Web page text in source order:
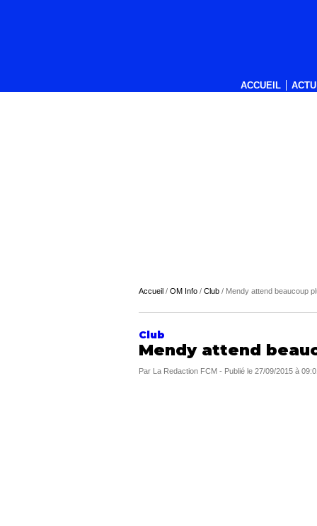
ACCUEIL
Accueil / OM Info / Club / Mendy attend beaucoup
Club
Mendy attend
Par La Redaction FCM - Publié le 27/09/2015 à